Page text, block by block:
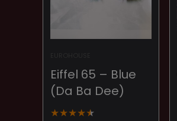
Eiffel 65 ‎– Blue
(Da Ba Dee)
★★★★★